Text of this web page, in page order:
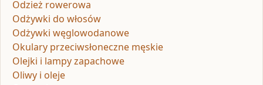
Odzież rowerowa
Odżywki do włosów
Odżywki węglowodanowe
Okulary przeciwsłoneczne męskie
Olejki i lampy zapachowe
Oliwy i oleje